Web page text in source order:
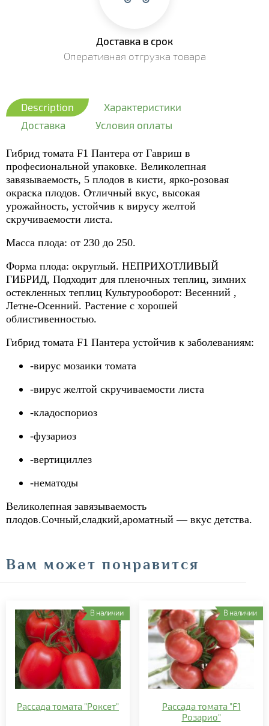
Доставка в срок
Оперативная отгрузка товара
Description
Характеристики
Доставка
Условия оплаты
Гибрид томата F1 Пантера от Гавриш в
професиональной упаковке. Великолепная
завязываемость, 5 плодов в кисти, ярко-розовая
окраска плодов. Отличный вкус, высокая
урожайность, устойчив к вирусу желтой
скручиваемости листа.
Масса плода: от 230 до 250.
Форма плода: округлый. НЕПРИХОТЛИВЫЙ
ГИБРИД, Подходит для пленочных теплиц, зимних
остекленных теплиц Культурооборот: Весенний ,
Летне-Осенний. Растение с хорошей
облистивенностью.
Гибрид томата F1 Пантера устойчив к заболеваниям:
-вирус мозаики томата
-вирус желтой скручиваемости листа
-кладоспориоз
-фузариоз
-вертициллез
-нематоды
Великолепная завязываемость
плодов.Сочный,сладкий,ароматный — вкус детства.
Вам может понравится
В наличии
Рассада томата "Роксет"
В наличии
Рассада томата "F1
Розарио"